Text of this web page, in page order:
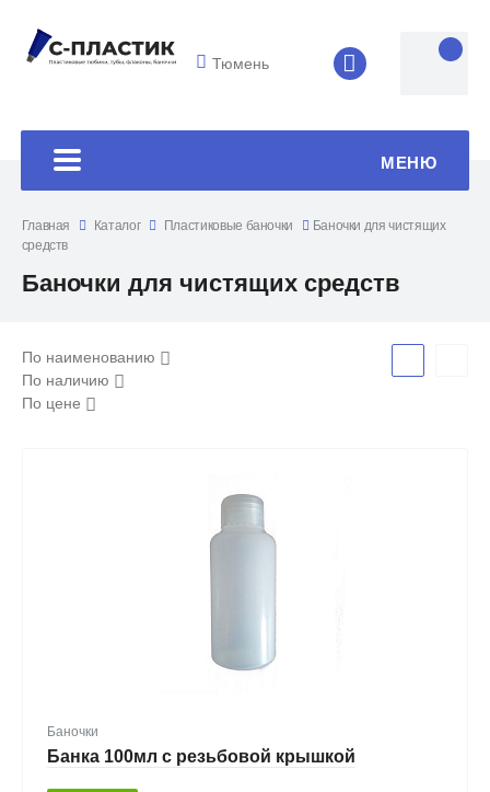
Тюмень 8 (4852) 33-
МЕНЮ
Главная Каталог Пластиковые баночки
Баночки для чистящих
средств
Баночки для чистящих средств
По наименованию
По наличию
По цене
Баночки
Банка 100мл с резьбовой крышкой